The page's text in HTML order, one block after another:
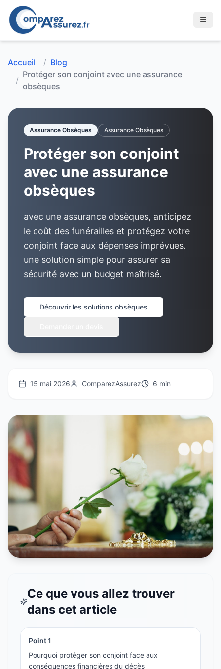
Accueil / Blog
/
Protéger son conjoint avec une assurance
obsèques
Assurance Obsèques Assurance Obsèques
Protéger son conjoint
avec une assurance
obsèques
avec une assurance obsèques, anticipez
le coût des funérailles et protégez votre
conjoint face aux dépenses imprévues.
une solution simple pour assurer sa
sécurité avec un budget maîtrisé.
Découvrir les solutions obsèques
15 mai 2026 ComparezAssurez 6 min
Ce que vous allez trouver
dans cet article
Point1
Pourquoi protéger son conjoint face aux
conséquences financières du décès